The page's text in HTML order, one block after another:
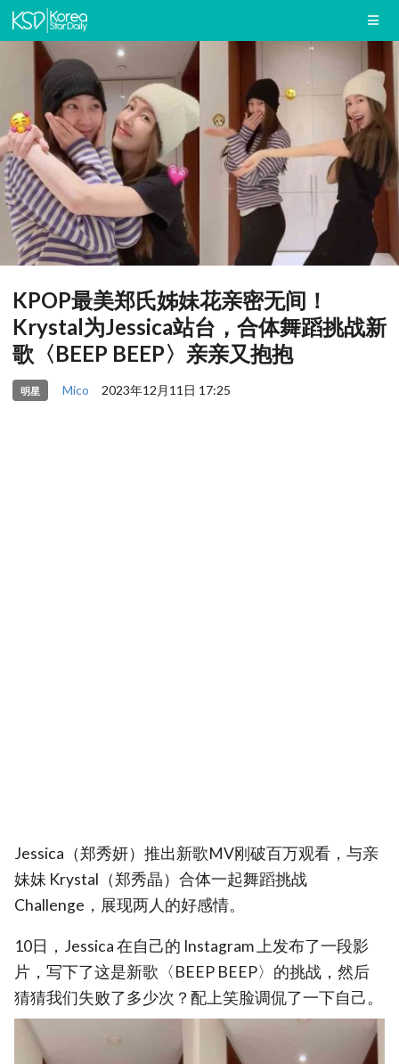
KPOP最美郑氏姊妹花亲密无间！
Krystal为Jessica站台，合体舞蹈挑战新
歌〈BEEP BEEP〉亲亲又抱抱
明星 Mico 2023年12月11日 17:25
Jessica（郑秀妍）推出新歌MV刚破百万观看，与亲
妹妹 Krystal（郑秀晶）合体一起舞蹈挑战
Challenge，展现两人的好感情。
10日，Jessica 在自己的 Instagram 上发布了一段影
片，写下了这是新歌〈BEEP BEEP〉的挑战，然后
猜猜我们失败了多少次？配上笑脸调侃了一下自己。